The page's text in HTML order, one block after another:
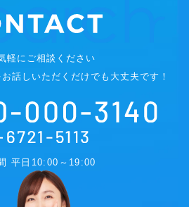
軽にご相談ください
話しいただくだけでも大丈夫です！
平日10:00～19:00